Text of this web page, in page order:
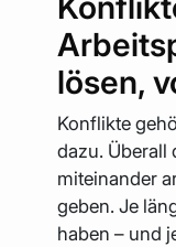
lösen,
Konflikte
dazu. Überall
miteinander
geben. Je
haben – und